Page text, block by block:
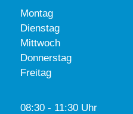
Montag
Dienstag
Mittwoch
Donnerstag
Freitag
08:30 - 11:30 Uhr